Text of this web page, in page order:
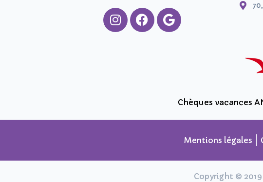
Chèques vacances
Mentions légales
Copyright ©